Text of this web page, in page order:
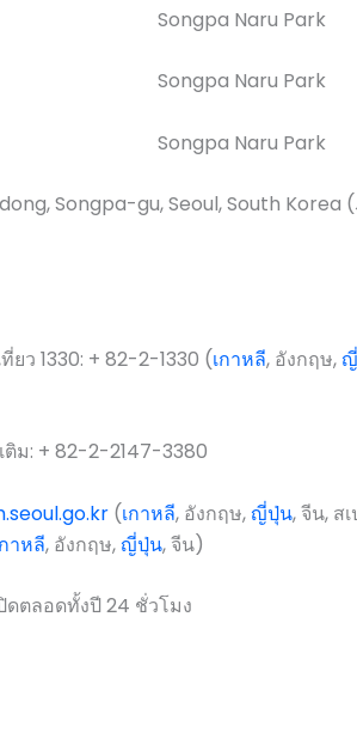
Songpa-gu, Seoul, South Korea (
ยว 1330: + 82-2-1330 (เกาหลี, อังกฤษ,
ม: + 82-2-2147-3380
(เกาหลี, อังกฤษ,ญี่ปุ่น, จีน, ส
าหลี, อังกฤษ,ญี่ปุ่น, จีน)
ดตลอดทั้งปี 24 ชั่วโมง